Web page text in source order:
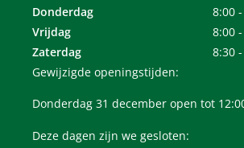
Donderdag
8:00
Vrijdag
8:00
Zaterdag
8:30
Gewijzigde openingstijden:
Donderdag 31 december open tot
Deze dagen zijn we gesloten: